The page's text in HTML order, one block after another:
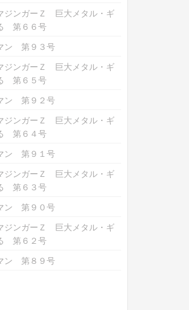
ジンガーＺ 巨大メタル・ギ
第６６号
ン 第９３号
ジンガーＺ 巨大メタル・ギ
第６５号
ン 第９２号
ジンガーＺ 巨大メタル・ギ
第６４号
ン 第９１号
ジンガーＺ 巨大メタル・ギ
第６３号
ン 第９０号
ジンガーＺ 巨大メタル・ギ
第６２号
ン 第８９号